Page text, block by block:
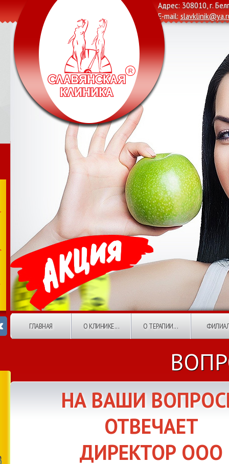
Адрес: 308010, г.
E-mail:
ГЛАВНАЯ О КЛИНИКЕ... О ТЕРАПИИ...
НА ВАШИ
ОТВЕЧАЕТ
ДИРЕКТОР ООО